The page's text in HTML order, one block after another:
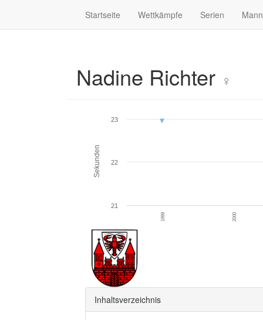
Startseite Wettkämpfe Serien
Nadine Richter ♀
Sekunden
1999 2000
21
22
23
Inhaltsverzeichnis